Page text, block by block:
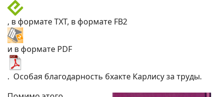
, в формате TXT, в формате FB2
и в формате PDF
. Особая благодарность бхакте Карлису за труды.